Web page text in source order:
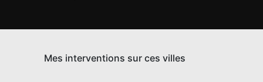
Mes interventions sur ces villes